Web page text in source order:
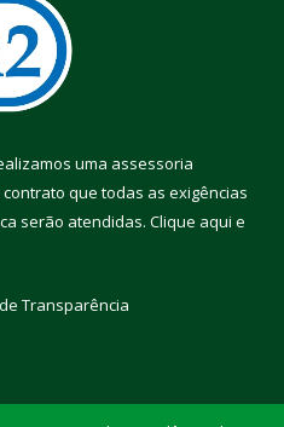
uma assessoria
que todas as exigências
serão atendidas. Clique aqui e
Transparência